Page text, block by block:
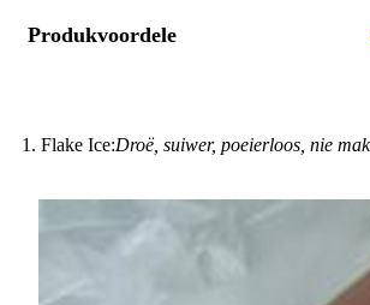
Produkvoordele
1. Flake Ice:Droë, suiwer, poeierloos, nie